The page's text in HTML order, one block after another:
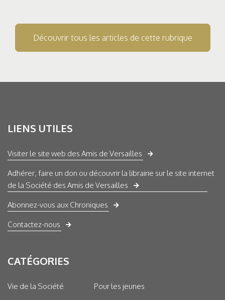
Découvrir tous les articles de cette rubrique
LIENS UTILES
Visiter le site web des Amis de Versailles
Adhérer, faire un don ou découvrir la librairie sur le site internet
de la Société des Amis de Versailles
Abonnez-vous aux Chroniques
Contactez-nous
CATÉGORIES
Vie de la Société
Pour les jeunes